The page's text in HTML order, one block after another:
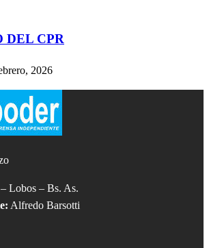
DEL CPR
2026
Lobos – Bs. As.
Alfredo Barsotti